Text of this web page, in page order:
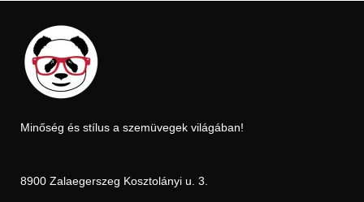
Minőség és stílus a szemüvegek világában!
8900 Zalaegerszeg Kosztolányi u. 3.